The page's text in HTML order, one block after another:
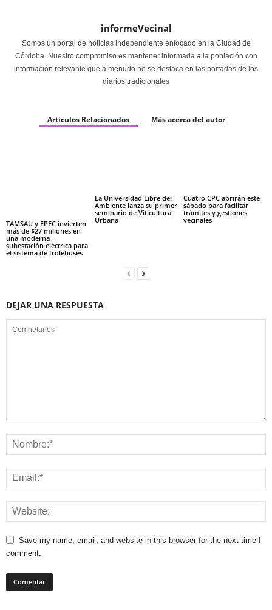
informeVecinal
Somos un portal de noticias independiente enfocado en la Ciudad de
Córdoba. Nuestro compromiso es mantener informada a la población con
información relevante que a menudo no se destaca en las portadas de los
diarios tradicionales
Articulos Relacionados Más acerca del autor
TAMSAU y EPEC invierten
más de $27 millones en
una moderna
subestación eléctrica para
el sistema de trolebuses
La Universidad Libre del
Ambiente lanza su primer
seminario de Viticultura
Urbana
Cuatro CPC abrirán este
sábado para facilitar
trámites y gestiones
vecinales
DEJAR UNA RESPUESTA
Save my name, email, and website in this browser for the next time I
comment.